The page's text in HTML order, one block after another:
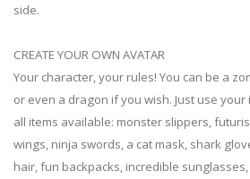
side.
CREATE YOUR OWN AVATAR
Your character, your rules! You can be a
or even a dragon if you wish. Just use
all items available: monster slippers,
wings, ninja swords, a cat mask, shark
hair, fun backpacks, incredible